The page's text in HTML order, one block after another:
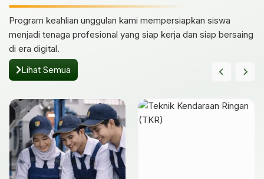
Program keahlian unggulan kami mempersiapkan siswa
menjadi tenaga profesional yang siap kerja dan siap bersaing
di era digital.
Lihat Semua